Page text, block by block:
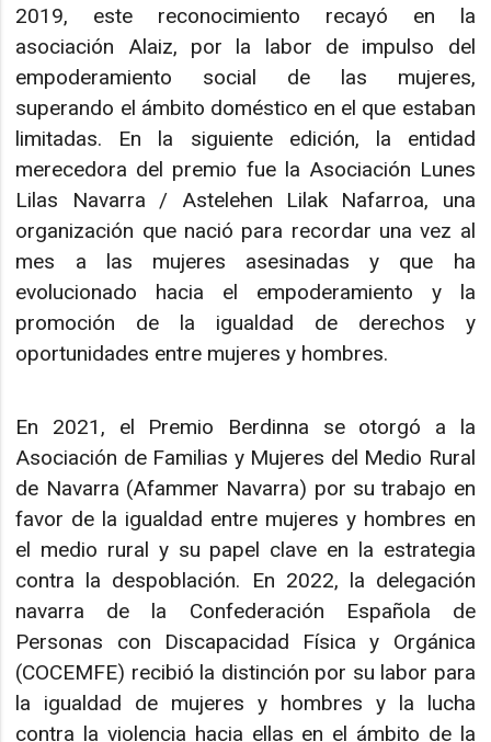
2019, este reconocimiento recayó en la
asociación Alaiz, por la labor de impulso del
empoderamiento social de las mujeres,
superando el ámbito doméstico en el que estaban
limitadas. En la siguiente edición, la entidad
merecedora del premio fue la Asociación Lunes
Lilas Navarra / Astelehen Lilak Nafarroa, una
organización que nació para recordar una vez al
mes a las mujeres asesinadas y que ha
evolucionado hacia el empoderamiento y la
promoción de la igualdad de derechos y
oportunidades entre mujeres y hombres.
En 2021, el Premio Berdinna se otorgó a la
Asociación de Familias y Mujeres del Medio Rural
de Navarra (Afammer Navarra) por su trabajo en
favor de la igualdad entre mujeres y hombres en
el medio rural y su papel clave en la estrategia
contra la despoblación. En 2022, la delegación
navarra de la Confederación Española de
Personas con Discapacidad Física y Orgánica
(COCEMFE) recibió la distinción por su labor para
la igualdad de mujeres y hombres y la lucha
contra la violencia hacia ellas en el ámbito de la